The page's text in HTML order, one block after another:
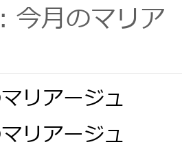
今月のマリア
リアージュ
リアージュ